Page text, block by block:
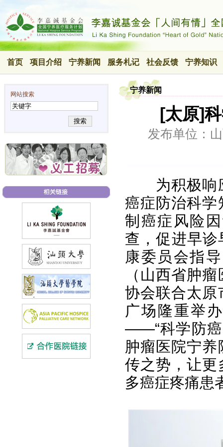
首页 项目介绍 宁养新闻 服务札记 社会反馈 宁养知识
网站搜索
搜索
宁养新闻
[太原]
发布单位：
为积极响
癌症防治科学
制癌症风险
查，促进早
康委员会指
（山西省肿
协会联合太原
广场隆重举
——“科学防癌
肿瘤医院宁
传之势，让更
多癌症疼痛患